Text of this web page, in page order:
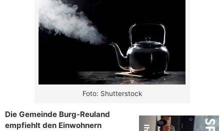
Foto: Shutterstock
Die Gemeinde Burg-Reuland
empfiehlt den Einwohnern